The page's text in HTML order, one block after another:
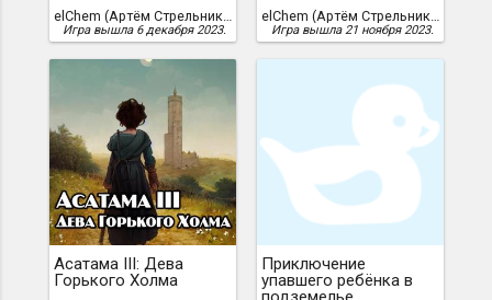
elChem (Артём Стрельников), elChеm
Игра вышла 6 декабря 2023.
elChem (Артём Стрельников)
Игра вышла 21 ноября 2023.
Асатама III: Дева
Горького Холма
Приключение
упавшего ребёнка в